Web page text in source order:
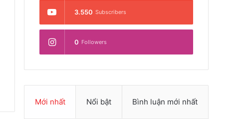
3.550 Subscribers
0 Followers
Mới nhất Nổi bật Bình luận mới nhất